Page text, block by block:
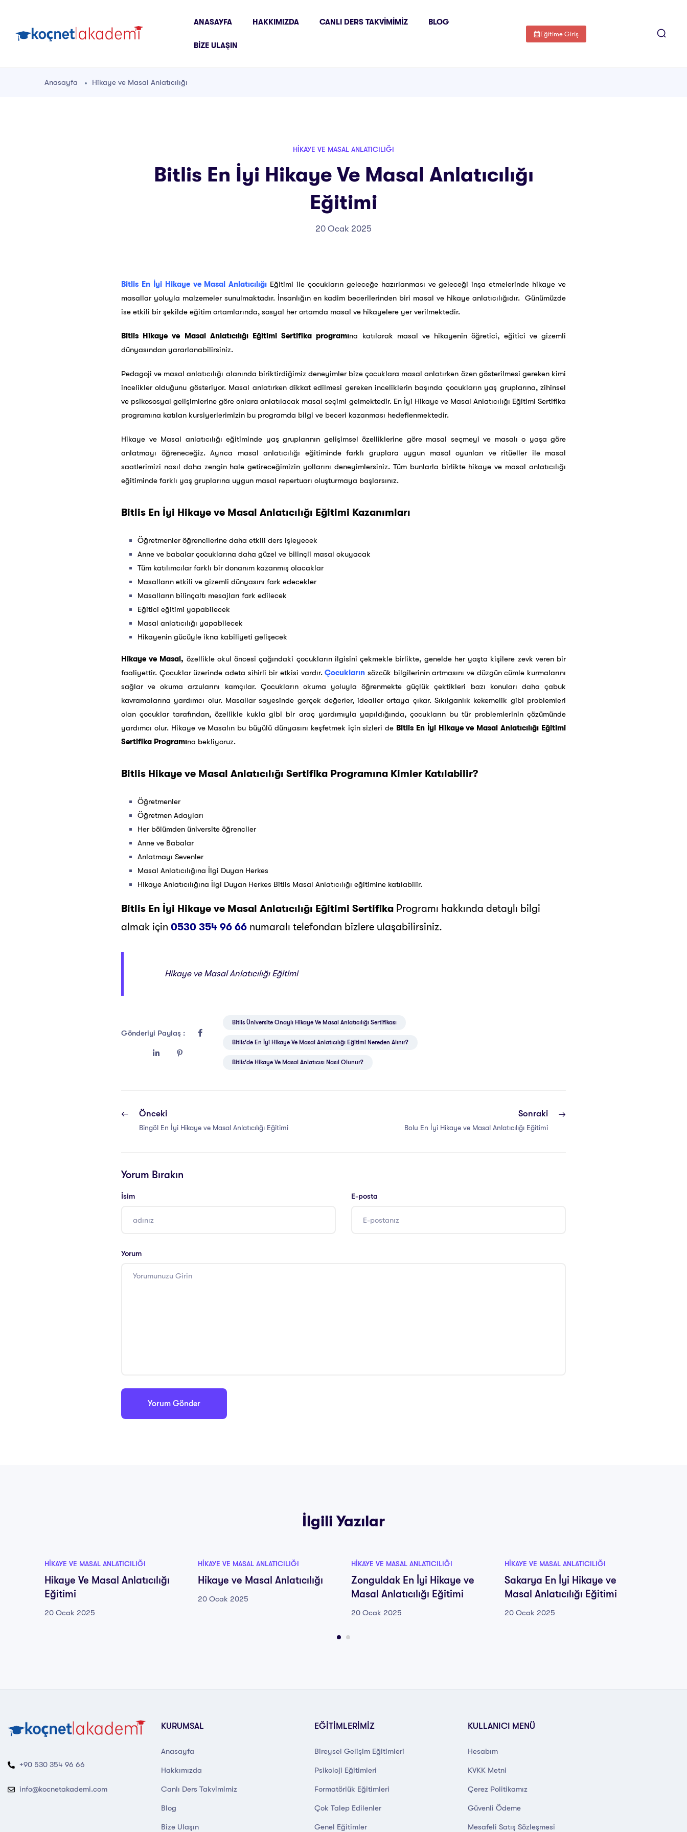
ANASAYFA HAKKIMIZDA CANLI DERS TAKVIMIMIZ BLOG
BIZE ULAŞIN
Eğitime Giriş
Anasayfa Hikaye ve Masal Anlatıcılığı
HIKAYE VE MASAL ANLATICILIĞI
Bitlis En İyi Hikaye Ve Masal Anlatıcılığı
Eğitimi
20 Ocak 2025
Bitlis En İyi Hikaye ve Masal Anlatıcılığı Eğitimi ile çocukların geleceğe hazırlanması ve geleceği inşa etmelerinde hikaye ve
masallar yoluyla malzemeler sunulmaktadır. İnsanlığın en kadim becerilerinden biri masal ve hikaye anlatıcılığıdır. Günümüzde
ise etkili bir şekilde eğitim ortamlarında, sosyal her ortamda masal ve hikayelere yer verilmektedir.
Bitlis Hikaye ve Masal Anlatıcılığı Eğitimi Sertifika programına katılarak masal ve hikayenin öğretici, eğitici ve gizemli
dünyasından yararlanabilirsiniz.
Pedagoji ve masal anlatıcılığı alanında biriktirdiğimiz deneyimler bize çocuklara masal anlatırken özen gösterilmesi gereken kimi
incelikler olduğunu gösteriyor. Masal anlatırken dikkat edilmesi gereken inceliklerin başında çocukların yaş gruplarına, zihinsel
ve psikososyal gelişimlerine göre onlara anlatılacak masal seçimi gelmektedir. En İyi Hikaye ve Masal Anlatıcılığı Eğitimi Sertifika
programına katılan kursiyerlerimizin bu programda bilgi ve beceri kazanması hedeflenmektedir.
Hikaye ve Masal anlatıcılığı eğitiminde yaş gruplarının gelişimsel özelliklerine göre masal seçmeyi ve masalı o yaşa göre
anlatmayı öğreneceğiz. Ayrıca masal anlatıcılığı eğitiminde farklı gruplara uygun masal oyunları ve ritüeller ile masal
saatlerimizi nasıl daha zengin hale getireceğimizin yollarını deneyimlersiniz. Tüm bunlarla birlikte hikaye ve masal anlatıcılığı
eğitiminde farklı yaş gruplarına uygun masal repertuarı oluşturmaya başlarsınız.
Bitlis En İyi Hikaye ve Masal Anlatıcılığı Eğitimi Kazanımları
Öğretmenler öğrencilerine daha etkili ders işleyecek
Anne ve babalar çocuklarına daha güzel ve bilinçli masal okuyacak
Tüm katılımcılar farklı bir donanım kazanmış olacaklar
Masalların etkili ve gizemli dünyasını fark edecekler
Masalların bilinçaltı mesajları fark edilecek
Eğitici eğitimi yapabilecek
Masal anlatıcılığı yapabilecek
Hikayenin gücüyle ikna kabiliyeti gelişecek
Hikaye ve Masal, özellikle okul öncesi çağındaki çocukların ilgisini çekmekle birlikte, genelde her yaşta kişilere zevk veren bir
faaliyettir. Çocuklar üzerinde adeta sihirli bir etkisi vardır.Çocukların sözcük bilgilerinin artmasını ve düzgün cümle kurmalarını
sağlar ve okuma arzularını kamçılar. Çocukların okuma yoluyla öğrenmekte güçlük çektikleri bazı konuları daha çabuk
kavramalarına yardımcı olur. Masallar sayesinde gerçek değerler, idealler ortaya çıkar. Sıkılganlık kekemelik gibi problemleri
olan çocuklar tarafından, özellikle kukla gibi bir araç yardımıyla yapıldığında, çocukların bu tür problemlerinin çözümünde
yardımcı olur. Hikaye ve Masalın bu büyülü dünyasını keşfetmek için sizleri de Bitlis En İyi Hikaye ve Masal Anlatıcılığı Eğitimi
Sertifika Programına bekliyoruz.
Bitlis Hikaye ve Masal Anlatıcılığı Sertifika Programına Kimler Katılabilir?
Öğretmenler
Öğretmen Adayları
Her bölümden üniversite öğrenciler
Anne ve Babalar
Anlatmayı Sevenler
Masal Anlatıcılığına İlgi Duyan Herkes
Hikaye Anlatıcılığına İlgi Duyan Herkes Bitlis Masal Anlatıcılığı eğitimine katılabilir.
Bitlis En İyi Hikaye ve Masal Anlatıcılığı Eğitimi Sertifika Programı hakkında detaylı bilgi
almak için 0530 354 96 66 numaralı telefondan bizlere ulaşabilirsiniz.
Hikaye ve Masal Anlatıcılığı Eğitimi
Gönderiyi Paylaş :
Bitlis Üniversite Onaylı Hikaye Ve Masal Anlatıcılığı Sertifikası
Bitlis'de En İyi Hikaye Ve Masal Anlatıcılığı Eğitimi Nereden Alınır?
Bitlis'de Hikaye Ve Masal Anlatıcısı Nasıl Olunur?
Önceki
Bingöl En İyi Hikaye ve Masal Anlatıcılığı Eğitimi
Sonraki
Bolu En İyi Hikaye ve Masal Anlatıcılığı Eğitimi
Yorum Bırakın
İsim E-posta
Yorum
İlgili Yazılar
HIKAYE VE MASAL ANLATICILIĞI
Hikaye Ve Masal Anlatıcılığı
Eğitimi
20 Ocak 2025
HIKAYE VE MASAL ANLATICILIĞI
Hikaye ve Masal Anlatıcılığı
20 Ocak 2025
HIKAYE VE MASAL ANLATICILIĞI
Zonguldak En İyi Hikaye ve
Masal Anlatıcılığı Eğitimi
20 Ocak 2025
HIKAYE VE MASAL ANLATICILIĞI
Sakarya En İyi Hikaye ve
Masal Anlatıcılığı Eğitimi
20 Ocak 2025
+90 530 354 96 66
info@kocnetakademi.com
KURUMSAL
Anasayfa
Hakkımızda
Canlı Ders Takvimimiz
Blog
Bize Ulaşın
EĞİTİMLERİMİZ
Bireysel Gelişim Eğitimleri
Psikoloji Eğitimleri
Formatörlük Eğitimleri
Çok Talep Edilenler
Genel Eğitimler
KULLANICI MENÜ
Hesabım
KVKK Metni
Çerez Politikamız
Güvenli Ödeme
Mesafeli Satış Sözleşmesi